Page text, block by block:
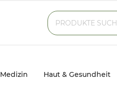
Medizin Haut & Gesundheit